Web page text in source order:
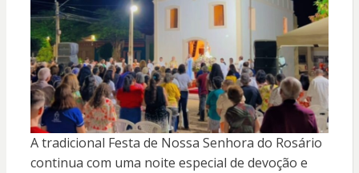
A tradicional Festa de Nossa Senhora do Rosário
continua com uma noite especial de devoção e